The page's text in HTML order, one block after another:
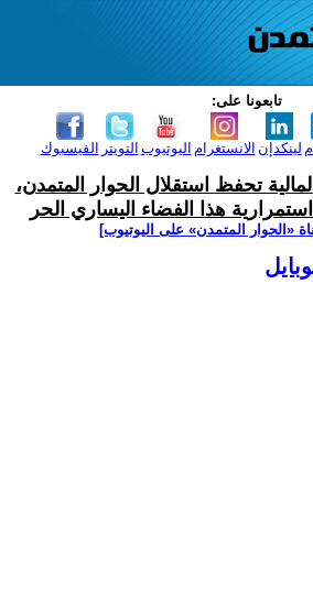
تابعونا على:
الفيسبوك التويتر اليوتيوب الانستغرام لينكدإن
تحفظ استقلال الحوار المتمدن،
هذا الفضاء اليساري الحر
‫«الحوار المتمدن» على اليوتيوب]